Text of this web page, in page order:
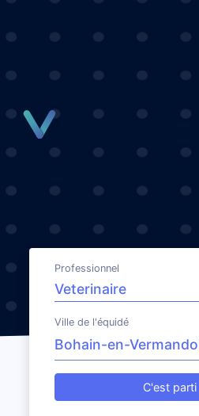
Professionnel
Ville de l'équidé
C'est parti